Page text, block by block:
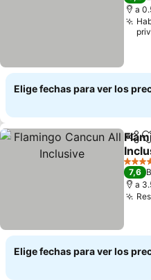
a
Elige fechas para ver los
4
7,6
a
Elige fechas para ver los